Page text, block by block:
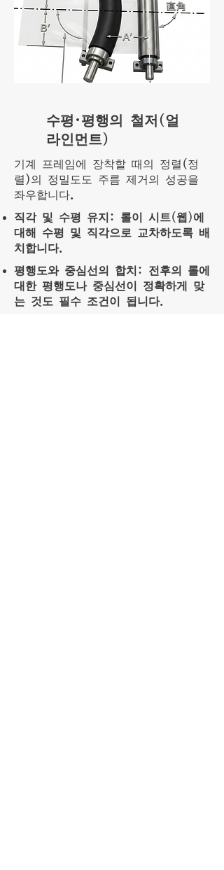
수평·평행의 철저(얼
라인먼트)
기계 프레임에 장착할 때의 정렬(정
렬)의 정밀도도 주름 제거의 성공을
좌우합니다.
직각 및 수평 유지: 롤이 시트(웹)에
대해 수평 및 직각으로 교차하도록 배
치합니다.
평행도와 중심선의 합치: 전후의 롤에
대한 평행도나 중심선이 정확하게 맞
는 것도 필수 조건이 됩니다.